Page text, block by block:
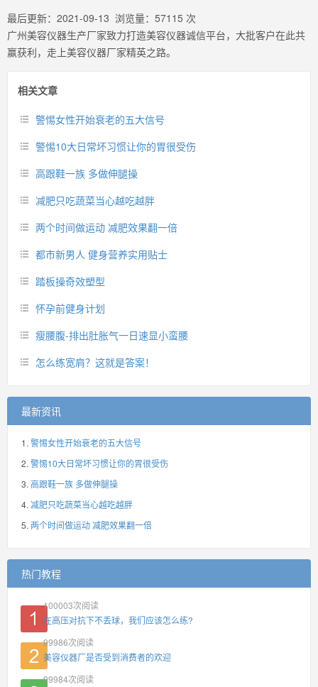
最后更新： 2021-09-13 浏览量： 57115 次
广州美容仪器生产厂家致力打造美容仪器诚信平台，大批客户在此共
赢获利，走上美容仪器厂家精英之路。
相关文章
警惕女性开始衰老的五大信号
警惕10大日常坏习惯让你的胃很受伤
高跟鞋一族 多做伸腿操
减肥只吃蔬菜当心越吃越胖
两个时间做运动 减肥效果翻一倍
都市新男人 健身营养实用贴士
踏板操奇效塑型
怀孕前健身计划
瘦腰腹-排出肚胀气一日速显小蛮腰
怎么练宽肩？这就是答案！
最新资讯
警惕女性开始衰老的五大信号
警惕10大日常坏习惯让你的胃很受伤
高跟鞋一族 多做伸腿操
减肥只吃蔬菜当心越吃越胖
两个时间做运动 减肥效果翻一倍
热门教程
100003次阅读
在高压对抗下不丢球，我们应该怎么练?
99986次阅读
美容仪器厂是否受到消费者的欢迎
99984次阅读